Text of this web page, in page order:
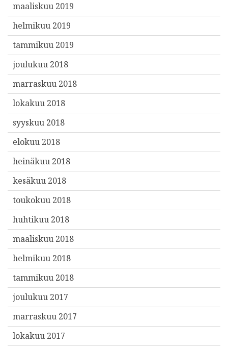
maaliskuu 2019
helmikuu 2019
tammikuu 2019
joulukuu 2018
marraskuu 2018
lokakuu 2018
syyskuu 2018
elokuu 2018
heinäkuu 2018
kesäkuu 2018
toukokuu 2018
huhtikuu 2018
maaliskuu 2018
helmikuu 2018
tammikuu 2018
joulukuu 2017
marraskuu 2017
lokakuu 2017